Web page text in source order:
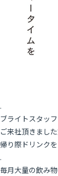
.
ブライトスタッ
ご来社頂きまし
帰り際ドリンク
.
毎月大量の飲み